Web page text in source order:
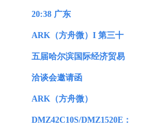
20:38 广东
ARK（方舟微）I 第三十
五届哈尔滨国际经济贸易
洽谈会邀请函
ARK（方舟微）
DMZ42C10S/DMZ1520E：